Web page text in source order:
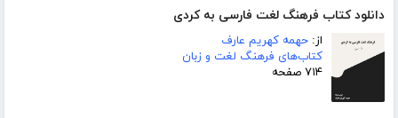
دانلود کتاب فرهنگ لغت فارسی به کردی
از: حهمه کهریم عارف
کتاب‌های فرهنگ لغت و زبان
۷۱۴ صفحه